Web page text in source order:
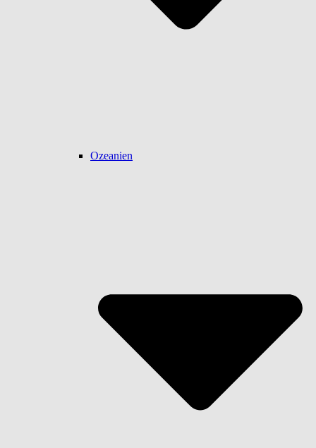
Ozeanien